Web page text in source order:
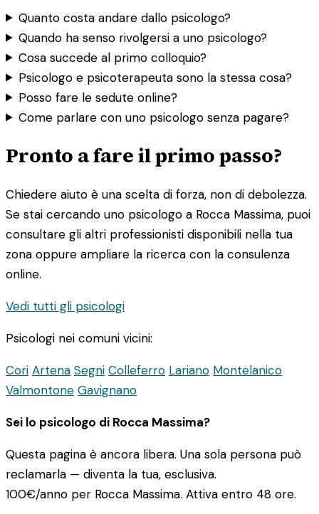
Quanto costa andare dallo psicologo?
Quando ha senso rivolgersi a uno psicologo?
Cosa succede al primo colloquio?
Psicologo e psicoterapeuta sono la stessa cosa?
Posso fare le sedute online?
Come parlare con uno psicologo senza pagare?
Pronto a fare il primo passo?
Chiedere aiuto è una scelta di forza, non di debolezza.
Se stai cercando uno psicologo a Rocca Massima, puoi
consultare gli altri professionisti disponibili nella tua
zona oppure ampliare la ricerca con la consulenza
online.
Vedi tutti gli psicologi
Psicologi nei comuni vicini:
Cori Artena Segni Colleferro Lariano Montelanico
Valmontone Gavignano
Sei lo psicologo di Rocca Massima?
Questa pagina è ancora libera. Una sola persona può
reclamarla — diventa la tua, esclusiva.
100€/anno per Rocca Massima. Attiva entro 48 ore.